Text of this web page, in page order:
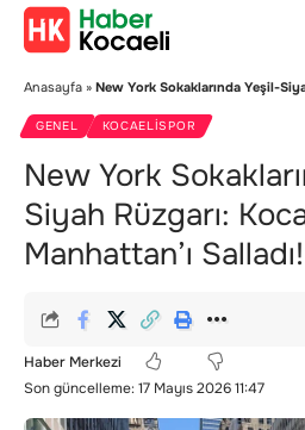
Anasayfa » New York Sokaklarında Yeşil-Siyah
GENEL KOCAELISPOR
New York
Siyah Rüzgarı:
Manhattan’ı Salladı!
Son güncelleme: 17 Mayıs 2026 11:47
Haber Merkezi